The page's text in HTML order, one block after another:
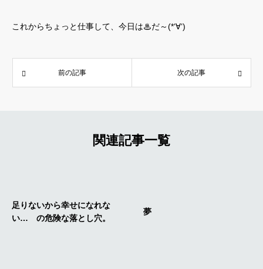
これからちょっと仕事して、今日は♨だ～(*‘∀‘)
前の記事 次の記事
関連記事一覧